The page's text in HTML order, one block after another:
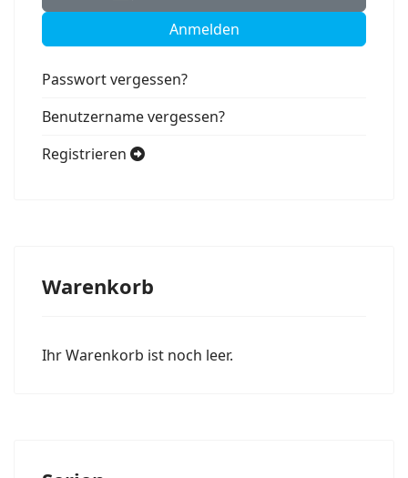
Anmelden
Passwort vergessen?
Benutzername vergessen?
Registrieren
Warenkorb
Ihr Warenkorb ist noch leer.